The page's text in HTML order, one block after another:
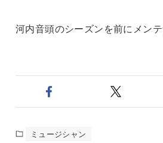
河内音頭のシーズンを前にメン
ミュージシャン